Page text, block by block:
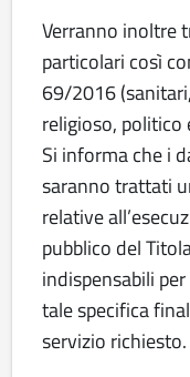
Verranno inoltre
particolari così
69/2016
religioso, politico
Si informa che i
saranno trattati
relative
pubblico del
indispensabili per
tale specifica
servizio richiesto.